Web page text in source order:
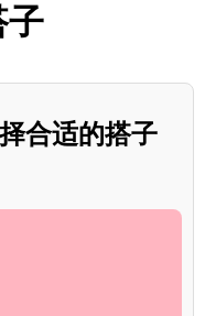
子
合适的搭子